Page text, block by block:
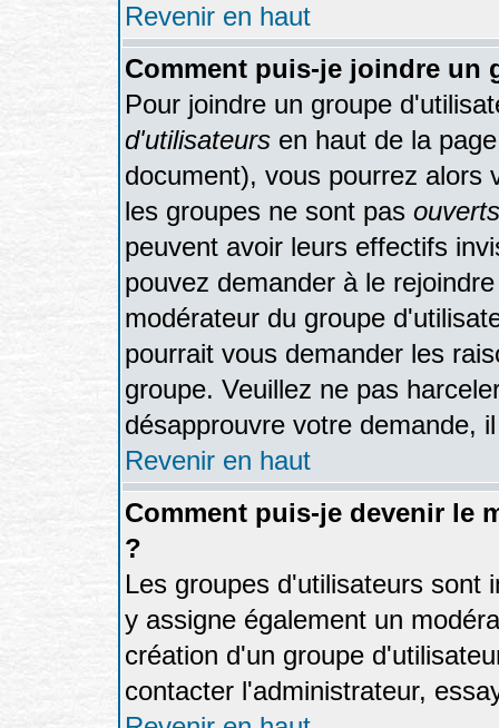
Revenir en haut
Comment puis-je joindre un
Pour joindre un groupe
d'utilisateurs en haut de la
document), vous pourrez alors
les groupes ne sont pas ouverts
peuvent avoir leurs effectifs
pouvez demander à le
modérateur du groupe
pourrait vous demander les
groupe. Veuillez ne pas
désapprouvre votre demande,
Revenir en haut
Comment puis-je devenir le
?
Les groupes d'utilisateurs sont
y assigne également un
création d'un groupe
contacter l'administrateur,